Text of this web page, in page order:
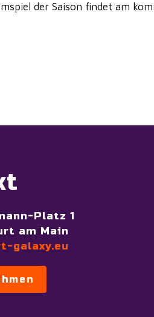
der Saison findet am
Platz 1
am Main
galaxy.eu